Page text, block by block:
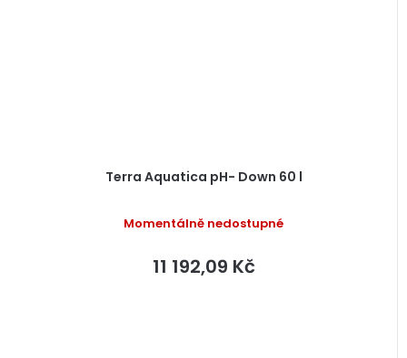
Terra Aquatica pH- Down 60 l
Momentálně nedostupné
11 192,09 Kč